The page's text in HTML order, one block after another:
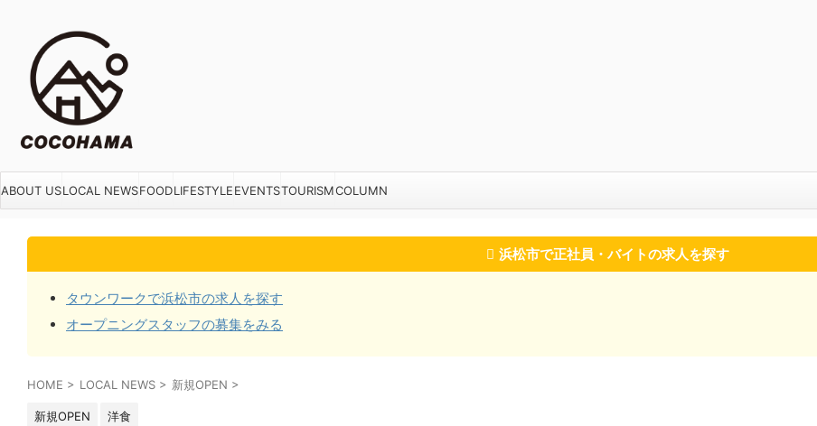
ABOUT USLOCAL NEWSFOODLIFESTYLEEVENTSTOURISMCOLUMN
浜松市で正社員・バイトの求人を探す
タウンワークで浜松市の求人を探す
オープニングスタッフの募集をみる
HOME > LOCAL NEWS > 新規OPEN >
新規OPEN 洋食